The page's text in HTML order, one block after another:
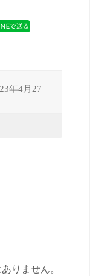
年4月27
りません。